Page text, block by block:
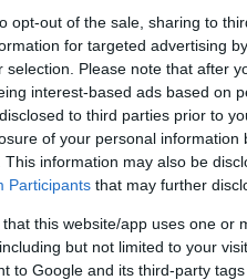
opt-out of the sale, sharing to
for targeted advertising
selection. Please note that after
interest-based ads based on
to third parties prior to
of your personal information
This information may also be
Participants that may further
that this website/app uses one or
but not limited to your
to Google and its third-party
volt, amikor király lett, s a
tett az országért. Jórészt az
elvesztették a hitüket a
Nagy Péter cár kezében a